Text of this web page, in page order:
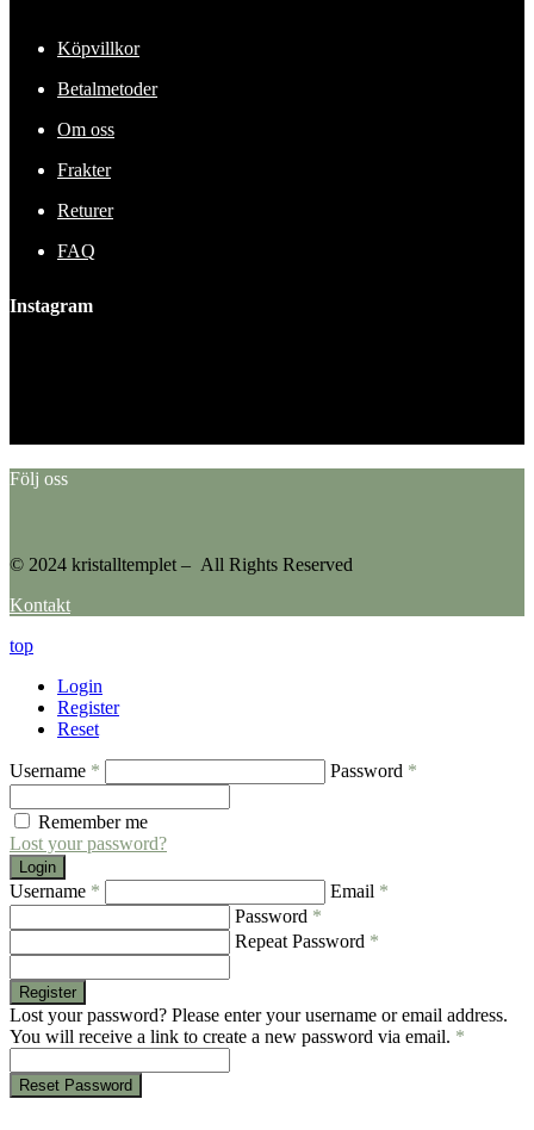
Köpvillkor
Betalmetoder
Om oss
Frakter
Returer
FAQ
Instagram
Följ oss
© 2024 kristalltemplet – All Rights Reserved
Kontakt
top
Login
Register
Reset
Username * Password *
Remember me
Lost your password?
Login
Username * Email *
Password *
Repeat Password *
Register
Lost your password? Please enter your username or email address.
You will receive a link to create a new password via email. *
Reset Password